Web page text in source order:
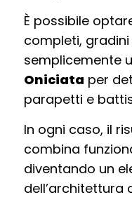
È possibile
completi,
semplicemente
Oniciata per
parapetti e
In ogni caso, il
combina
diventando un
dell’architettura